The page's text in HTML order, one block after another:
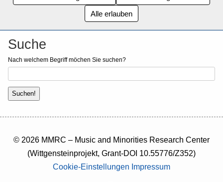
Alle erlauben
Suche
Nach welchem Begriff möchen Sie suchen?
© 2026 MMRC – Music and Minorities Research Center
(Wittgensteinprojekt, Grant-DOI 10.55776/Z352)
Cookie-Einstellungen Impressum